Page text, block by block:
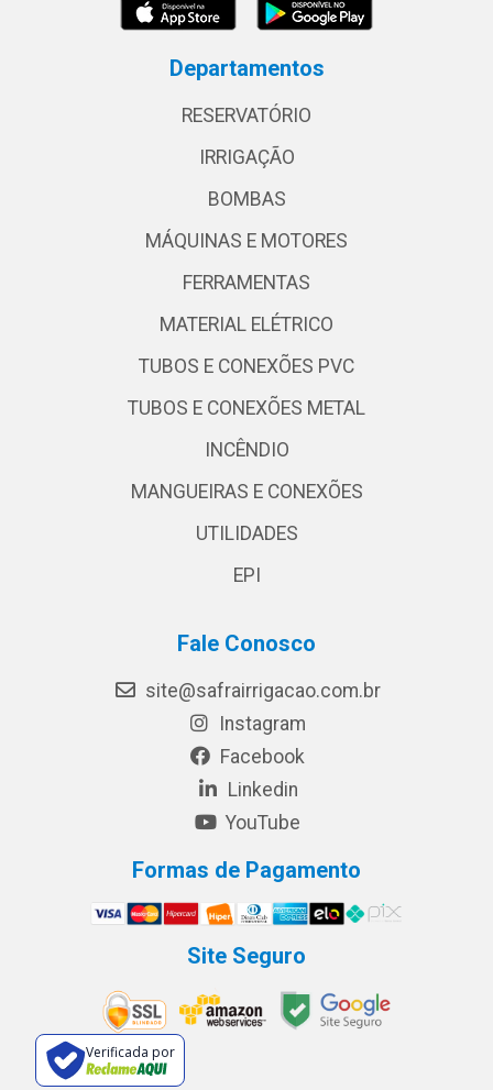
Departamentos
RESERVATÓRIO
IRRIGAÇÃO
BOMBAS
MÁQUINAS E MOTORES
FERRAMENTAS
MATERIAL ELÉTRICO
TUBOS E CONEXÕES PVC
TUBOS E CONEXÕES METAL
INCÊNDIO
MANGUEIRAS E CONEXÕES
UTILIDADES
EPI
Fale Conosco
site@safrairrigacao.com.br
Instagram
Facebook
Linkedin
YouTube
Formas de Pagamento
Site Seguro
Verificada por